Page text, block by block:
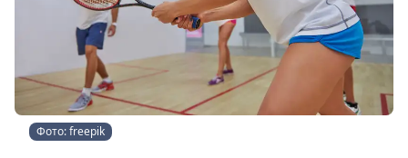
Фото: freepik